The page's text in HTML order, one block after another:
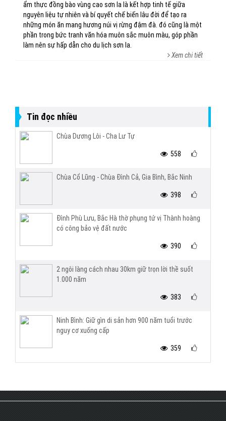
ẩm thực đồng bào vùng cao sơn la là kết hợp tinh tế giữa
nguyên liệu tự nhiên và bí quyết chế biến lâu đời để tạo ra
những món ăn mang hương núi vị rừng đậm đà. đó cũng là một
phần trong bức tranh văn hóa muôn sắc muôn màu, góp phần
làm nên sự hấp dẫn cho du lịch sơn la.
Xem chi tiết
Tin đọc nhiều
Chùa Dương Lôi - Cha Lư Tự
558
Chùa Cổ Lũng - Chùa Đình Cả, Gia Bình, Bắc Ninh
398
Đình Phù Lưu, Bắc Hà thờ phụng tứ vị Thành hoàng
có công bảo vệ đất nước
390
2 ngôi làng cách nhau 30km giữ trọn lời thề suốt
1.000 năm
383
Ninh Bình: Giữ gìn di sản hơn 900 năm tuổi trước
nguy cơ xuống cấp
359